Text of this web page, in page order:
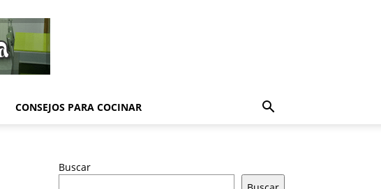
CONSEJOS PARA COCINAR
Buscar